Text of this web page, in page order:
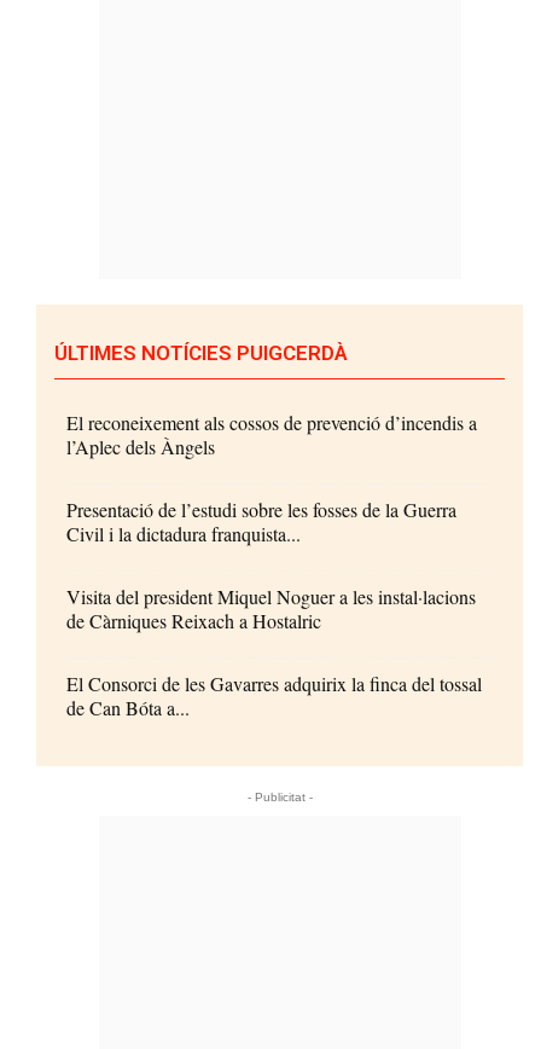
ÚLTIMES NOTÍCIES PUIGCERDÀ
El reconeixement als cossos de prevenció d’incendis a
l’Aplec dels Àngels
Presentació de l’estudi sobre les fosses de la Guerra
Civil i la dictadura franquista...
Visita del president Miquel Noguer a les instal·lacions
de Càrniques Reixach a Hostalric
El Consorci de les Gavarres adquirix la finca del tossal
de Can Bóta a...
- Publicitat -